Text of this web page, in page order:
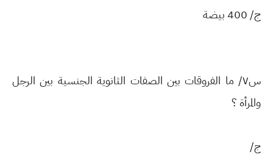
ج/ 400 بيضة
س٧/ ما الفروقات بين الصفات الثانوية الجنسية بين الرجل
والمرأة ؟
ج/